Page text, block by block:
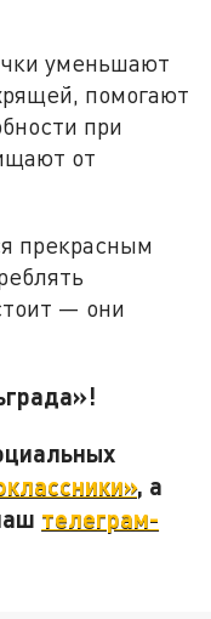
уменьшают
помогают
при
от
прекрасным
— они
, а
телеграм-